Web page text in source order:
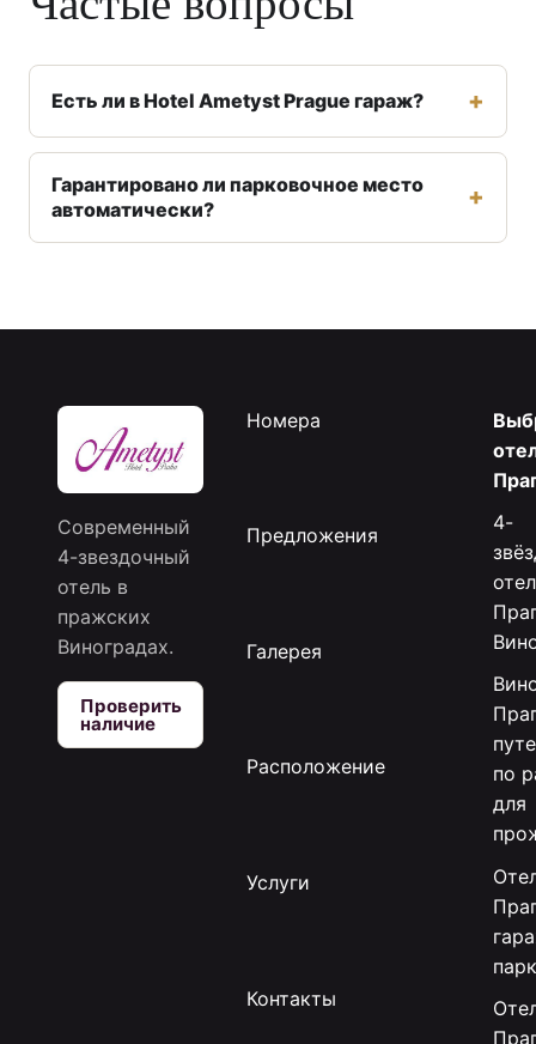
Есть ли в Hotel Ametyst Prague гараж?
Гарантировано ли парковочное место
автоматически?
Современный
4-звездочный
отель в
пражских
Виноградах.
Проверить
наличие
Номера
Предложения
Галерея
Расположение
Услуги
Контакты
4-
по
для